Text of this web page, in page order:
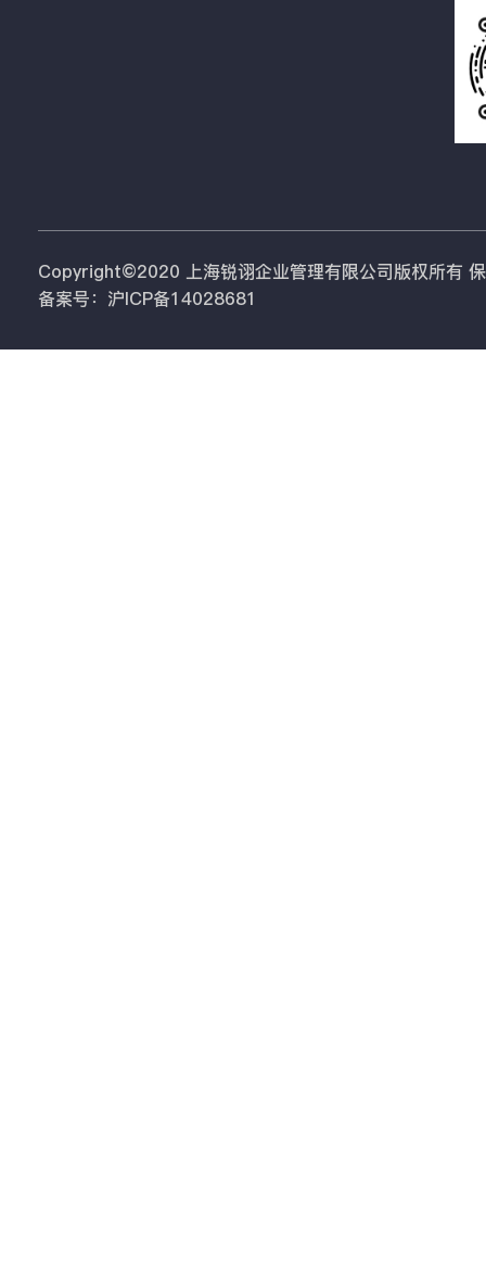
Copyright©2020 上海锐诩企业管理有限公司版权所有
备案号：沪ICP备14028681